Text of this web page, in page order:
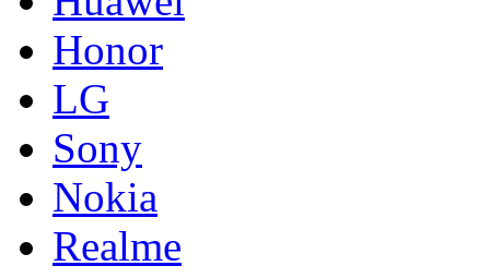
Honor
LG
Sony
Nokia
Realme